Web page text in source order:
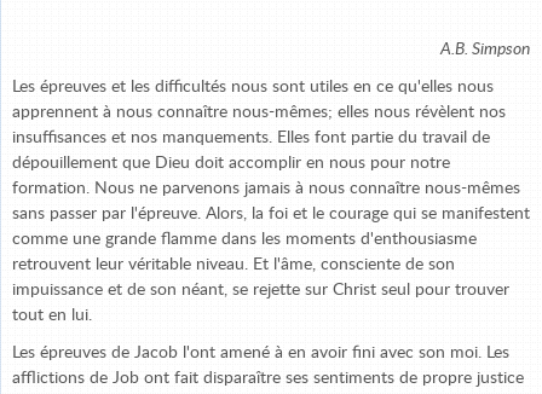
A.B. Simpson
Les épreuves et les difficultés nous sont utiles en ce qu'elles nous
apprennent à nous connaître nous-mêmes; elles nous révèlent nos
insuffisances et nos manquements. Elles font partie du travail de
dépouillement que Dieu doit accomplir en nous pour notre
formation. Nous ne parvenons jamais à nous connaître nous-mêmes
sans passer par l'épreuve. Alors, la foi et le courage qui se manifestent
comme une grande flamme dans les moments d'enthousiasme
retrouvent leur véritable niveau. Et l'âme, consciente de son
impuissance et de son néant, se rejette sur Christ seul pour trouver
tout en lui.
Les épreuves de Jacob l'ont amené à en avoir fini avec son moi. Les
afflictions de Job ont fait disparaître ses sentiments de propre justice